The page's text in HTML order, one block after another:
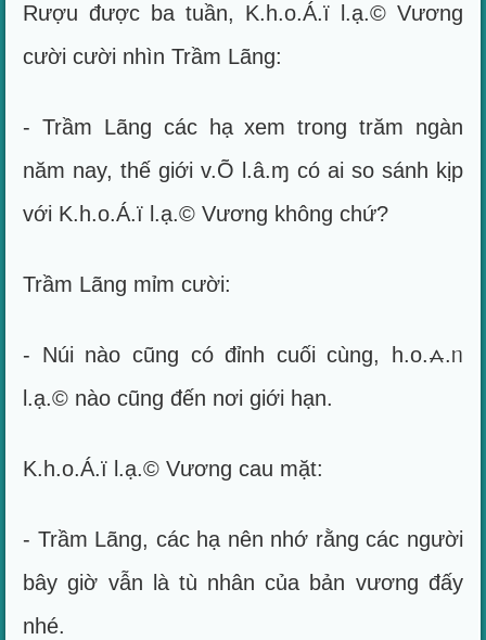
Rượu được ba tuần, K.h.o.Á.ï l.ạ.© Vương
cười cười nhìn Trầm Lãng:
- Trầm Lãng các hạ xem trong trăm ngàn
năm nay, thế giới v.Õ l.â.ɱ có ai so sánh kịp
với K.h.o.Á.ï l.ạ.© Vương không chứ?
Trầm Lãng mỉm cười:
- Núi nào cũng có đỉnh cuối cùng, h.o.⩜.ᥒ
l.ạ.© nào cũng đến nơi giới hạn.
K.h.o.Á.ï l.ạ.© Vương cau mặt:
- Trầm Lãng, các hạ nên nhớ rằng các người
bây giờ vẫn là tù nhân của bản vương đấy
nhé.